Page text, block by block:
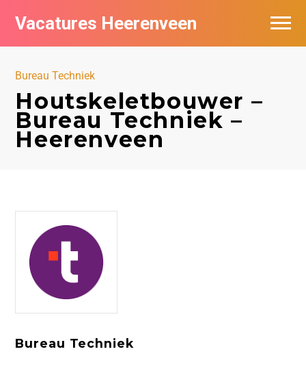
Vacatures Heerenveen
Bureau Techniek
Houtskeletbouwer –
Bureau Techniek –
Heerenveen
Bureau Techniek
Vacatures per bedrijf
Nieuwsbrief feed